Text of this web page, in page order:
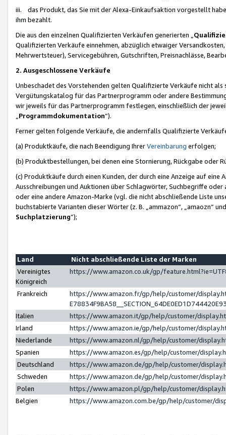
iii. das Produkt, das Sie mit der Alexa-Einkaufsaktion vorgestellt
ihm bezahlt.
Die aus den einzelnen Qualifizierten Verkäufen generierten „
Qualifizierten Verkäufe einnehmen, abzüglich etwaiger
Mehrwertsteuer), Servicegebühren, Gutschriften, Preisnachlässe,
2. Ausgeschlossene Verkäufe
Unbeschadet des Vorstehenden gelten Qualifizierte Verkäufe nicht
Vergütungskatalog für das Partnerprogramm oder andere
wir jeweils für das Partnerprogramm festlegen, einschließlich der
Programmdokumentation“).
Ferner gelten folgende Verkäufe, die andernfalls Qualifizierte
(a) Produktkäufe, die nach Beendigung IhrerVereinbarung erfolgen;
(b) Produktbestellungen, bei denen eine Stornierung, Rückgabe oder
(c) Produktkäufe durch einen Kunden, der durch eine Anzeige auf
Ausschreibungen und Auktionen über Schlagwörter, Suchbegriffe
oder eine andere Amazon-Marke (vgl. die nicht abschließende Liste
buchstabierte Varianten dieser Wörter (z. B. „ammazon“, „amaozn“
Suchplatzierung”);
Land
Nicht abschließende Liste der Marken
Vereinigtes
Königreich
https://www.amazon.co.uk/gp/
Frankreich
https://www.amazon.fr/gp/help/customer/
Italien
https://www.amazon.it/gp/help/customer/
Irland
https://www.amazon.ie/gp/help/customer/
Niederlande
https://www.amazon.nl/gp/help/customer/
Spanien
https://www.amazon.es/gp/help/customer/
Deutschland
https://www.amazon.de/gp/help/customer/
Schweden
https://www.amazon.de/gp/help/customer/
Polen
https://www.amazon.pl/gp/help/customer/
Belgien
https://www.amazon.com.be/gp/help/customer/